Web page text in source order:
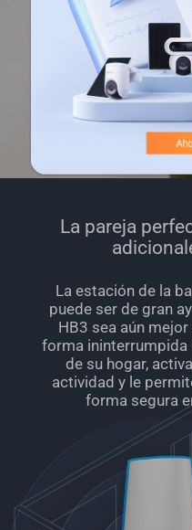
La pareja
La estación de la
puede ser de gran
HB3 sea aún
forma ininterrumpida
de su hogar,
actividad y le
forma segura